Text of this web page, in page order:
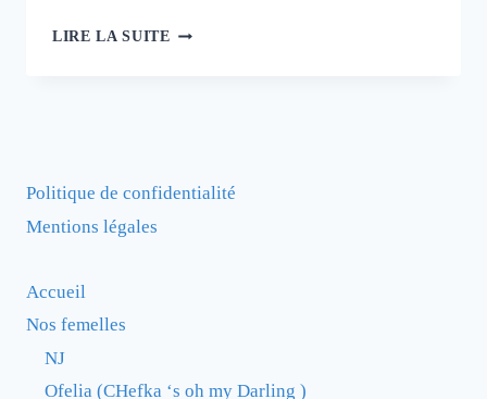
LIRE LA SUITE BONJOUR
Politique de confidentialité
Mentions légales
Accueil
Nos femelles
NJ
Ofelia (CHefka ‘s oh my Darling )